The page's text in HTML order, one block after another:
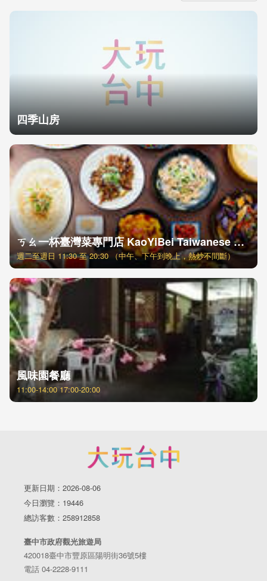
四季山房
ㄎㄠ一杯臺灣菜專門店 KaoYiBei Taiwanese Cuisine 辦桌・熱炒・手路菜
週二至週日 11:30 至 20:30 （中午、下午到晚上，熱炒不間斷）
風味園餐廳
11:00-14:00 17:00-20:00
更新日期：2026-08-06
今日瀏覽：19446
總訪客數：258912858
臺中市政府觀光旅遊局
420018臺中市豐原區陽明街36號5樓
電話 04-2228-9111